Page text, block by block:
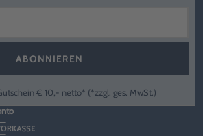
ABONNIEREN
€ 10,- netto* (*zzgl. ges. MwSt.)